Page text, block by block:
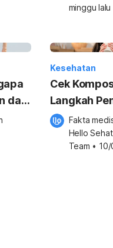
minggu lalu
dan
Kesehatan
Cek
Langkah
Memilih
Fakta
Hello
Team •